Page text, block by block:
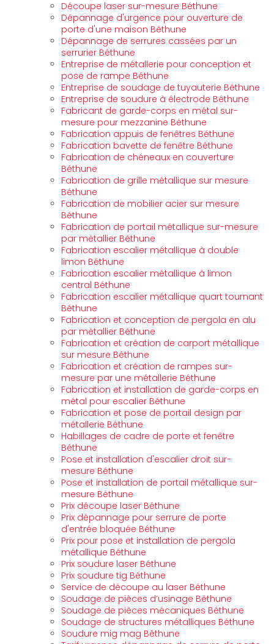
Découpe laser sur-mesure Béthune
Dépannage d'urgence pour ouverture de
porte d'une maison Béthune
Dépannage de serrures cassées par un
serrurier Béthune
Entreprise de métallerie pour conception et
pose de rampe Béthune
Entreprise de soudage de tuyauterie Béthune
Entreprise de soudure à électrode Béthune
Fabricant de garde-corps en métal sur-
mesure pour mezzanine Béthune
Fabrication appuis de fenêtres Béthune
Fabrication bavette de fenêtre Béthune
Fabrication de chéneaux en couverture
Béthune
Fabrication de grille métallique sur mesure
Béthune
Fabrication de mobilier acier sur mesure
Béthune
Fabrication de portail métallique sur-mesure
par métallier Béthune
Fabrication escalier métallique à double
limon Béthune
Fabrication escalier métallique à limon
central Béthune
Fabrication escalier métallique quart tournant
Béthune
Fabrication et conception de pergola en alu
par métallier Béthune
Fabrication et création de carport métallique
sur mesure Béthune
Fabrication et création de rampes sur-
mesure par une métallerie Béthune
Fabrication et installation de garde-corps en
métal pour escalier Béthune
Fabrication et pose de portail design par
métallerie Béthune
Habillages de cadre de porte et fenêtre
Béthune
Pose et installation d'escalier droit sur-
mesure Béthune
Pose et installation de portail métallique sur-
mesure Béthune
Prix découpe laser Béthune
Prix dépannage pour serrure de porte
d'entrée bloquée Béthune
Prix pour pose et installation de pergola
métallique Béthune
Prix soudure laser Béthune
Prix soudure tig Béthune
Service de découpe au laser Béthune
Soudage de pièces d’usinage Béthune
Soudage de pièces mécaniques Béthune
Soudage de structures métalliques Béthune
Soudure mig mag Béthune